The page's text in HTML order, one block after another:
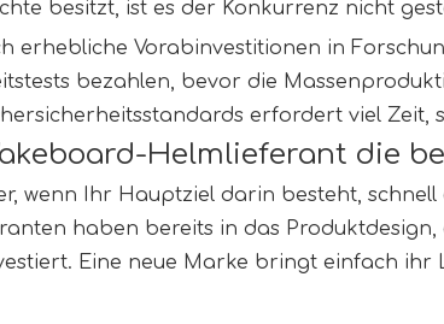
besitzt, ist es der Konkurrenz nicht
erhebliche Vorabinvestitionen in
bezahlen, bevor die
erfordert viel Zeit,
Helmlieferant die
wenn Ihr Hauptziel darin besteht,
haben bereits in das
Eine neue Marke bringt einfach